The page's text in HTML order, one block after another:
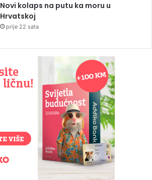
Novi kolaps na putu ka moru u
Hrvatskoj
prije 22 sata